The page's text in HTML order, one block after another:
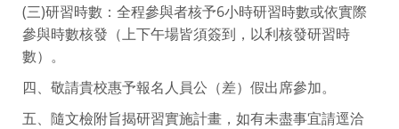
(三)研習時數：全程參與者核予6小時研習時數或依實際
參與時數核發（上下午場皆須簽到，以利核發研習時
數）。
四、敬請貴校惠予報名人員公（差）假出席參加。
五、隨文檢附旨揭研習實施計畫，如有未盡事宜請逕洽